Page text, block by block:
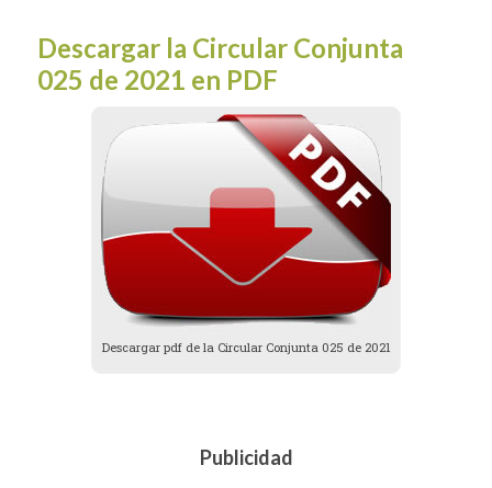
Descargar la Circular Conjunta
025 de 2021 en PDF
Descargar pdf de la Circular Conjunta 025 de 2021
Publicidad